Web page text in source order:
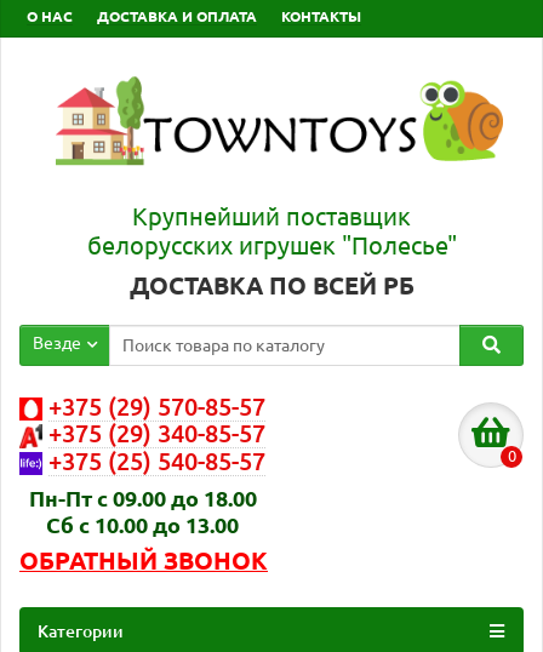
О НАС ДОСТАВКА И ОПЛАТА КОНТАКТЫ
Крупнейший поставщик
белорусских игрушек "Полесье"
ДОСТАВКА ПО ВСЕЙ РБ
Везде
+375 (29) 570-85-57
+375 (29) 340-85-57
+375 (25) 540-85-57
Пн-Пт с 09.00 до 18.00
Сб с 10.00 до 13.00
ОБРАТНЫЙ ЗВОНОК
0
Категории